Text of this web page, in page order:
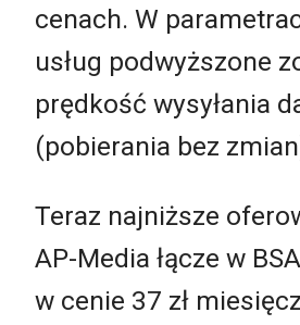
cenach. W
usług podwyższone
prędkość wysyłania
(pobierania bez
Teraz najniższe
AP-Media łącze w
w cenie 37 zł